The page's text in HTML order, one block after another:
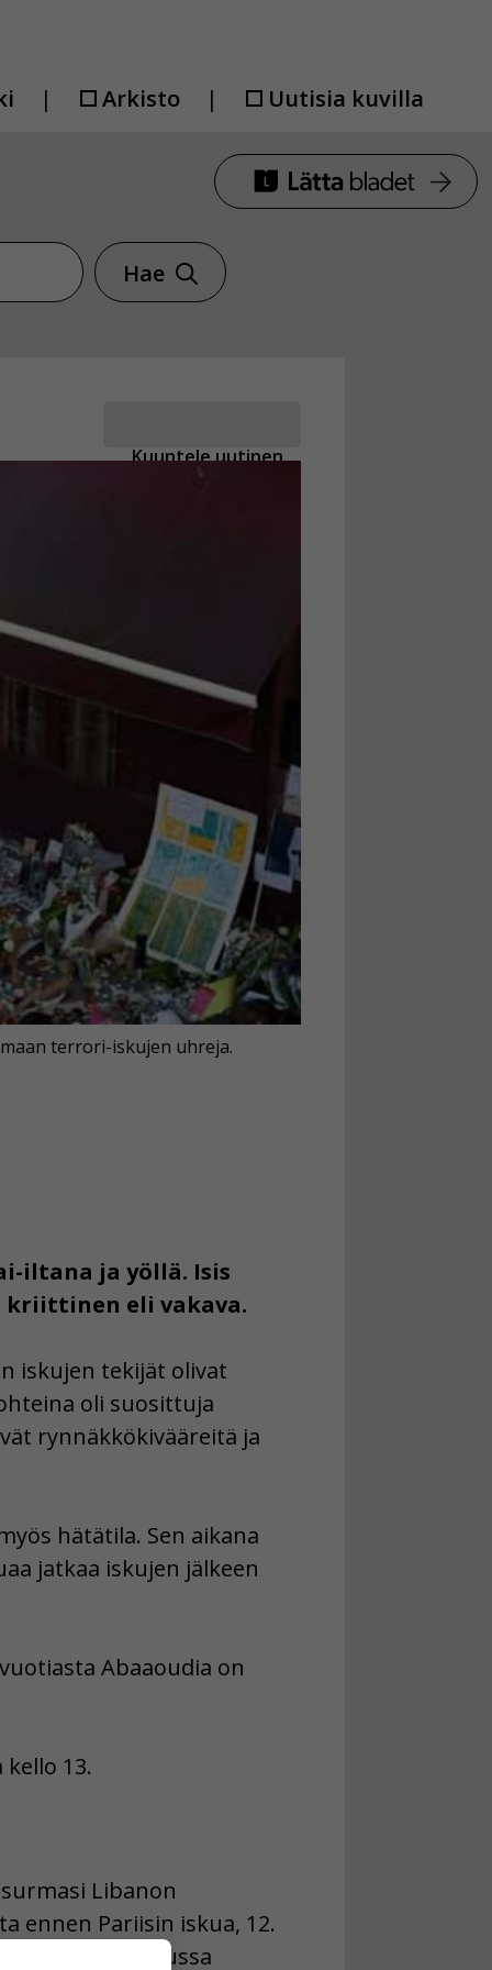
Arkisto Uutisia kuvilla
Hae
Kuuntele uutinen
iltana ja yöllä. Isis
kriittinen eli vakava.
terrori-iskujen uhreja.
iskujen tekijät olivat
oli suosittuja
rynnäkkökivääreitä ja
hätätila. Sen aikana
jatkaa iskujen jälkeen
Abaaoudia on
13.
Libanon
ennen Pariisin iskua, 12.
lokakuun lopussa